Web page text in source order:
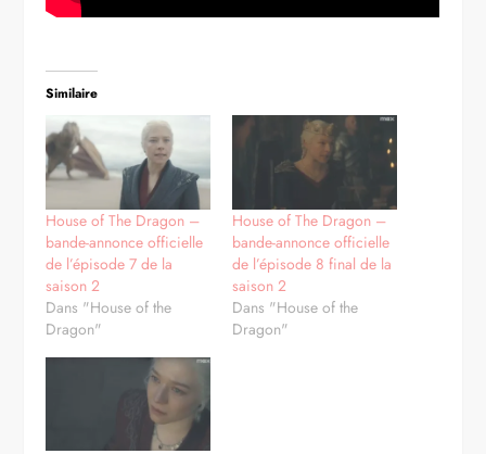
Similaire
House of The Dragon –
bande-annonce officielle
de l’épisode 7 de la
saison 2
Dans "House of the
Dragon"
House of The Dragon –
bande-annonce officielle
de l’épisode 8 final de la
saison 2
Dans "House of the
Dragon"